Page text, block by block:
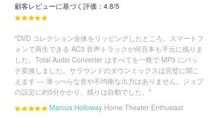
顧客レビューに基づく評価：4.8/5
"DVD コレクション全体をリッピングしたところ、スマートフ
ォンで再生できる AC3 音声トラックが何百本も手元に残りま
した。Total Audio Converter はすべてを一晩で MP3 にバッ
チ変換しました。サラウンドのダウンミックスは完璧に聞こ
えます — 薄っぺらな音や不均衡な出力はありません。ジョブ
の設定に約5分かかり、残りは自動でした。"
Marcus Holloway Home Theater Enthusiast